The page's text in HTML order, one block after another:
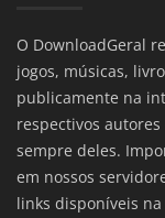
O DownloadGeral
jogos, músicas,
publicamente na
respectivos
sempre deles.
em nossos
links disponíveis